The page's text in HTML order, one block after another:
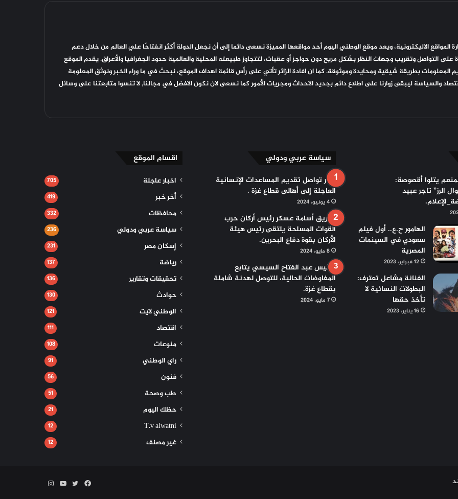
المواقع الاليكترونية، ويعد موقع الوطني اليوم أحد مواقعها المميزة نسعى دائما إلى أن نجعل الدولة أكثر انفتاحًا علي العالم من خلال دعم
التواصل وتقريب وجهات النظر بشكل مريح دون حواجز أو عقبات، لتتجاوز طبيعته المحلية والعالمية حدود الجغرافيا والأعراق. يقدم الموقع
بطريقة شيقية ومحايدة وموثوقة. كما ان افادة الزائر تأتي على رأس قائمة اهداف الموقع، نبحث في ما وراء الخبر ونوثق المعلومة
والسياسة ليبقى زوارنا على اطلاع دائم بجديد الاحداث ومجريات الأمور كما نسعى لان نكون الافضل في مجالنا, لا تنسوا متابعتنا على وسائل
يتلوا أقصوصة:
الرز” تاجر عبيد
الهامور ح.ع.. أول فيلم
سعودي في السينمات
المصرية
12 فبراير، 2023
الفنانة مشاعل تعترف:
البطولات النسائية لا
تأخذ حقها
16 يناير، 2023
سياسة عربي ودولي
مصر تواصل تقديم المساعدات الإنسانية
العاجلة إلى أهالى قطاع غزة .
4 يونيو، 2024
الفريق أسامة عسكر رئيس أركان حرب
القوات المسلحة يلتقى رئيس هيئة
الأركان بقوة دفاع البحرين.
8 مايو، 2024
الرئيس عبد الفتاح السيسي يتابع
المفاوضات الحالية، للتوصل لهدنة شاملة
بقطاع غزة.
7 مايو، 2024
اقسام الموقع
اخبار عاجلة 705
أخر خبر 419
محافظات 332
سياسة عربي ودولي 236
إسكان مصر 231
رياضة 137
تحقيقات وتقارير 136
حوادث 130
الوطني لايت 121
اقتصاد 111
منوعات 108
راي الوطني 91
فنون 56
طب وصحة 51
حظك اليوم 21
T.v alwatni
12
غير مصنف 12
فيسبوك
تويتريوتيوبانستقرام